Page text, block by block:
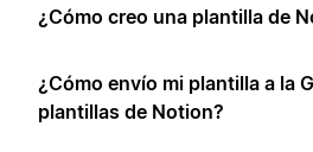
¿Cómo creo una plantilla de
¿Cómo envío mi plantilla a la
plantillas de Notion?